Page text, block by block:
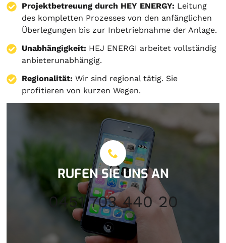
Projektbetreuung durch HEY ENERGY: Leitung
des kompletten Prozesses von den anfänglichen
Überlegungen bis zur Inbetriebnahme der Anlage.
Unabhängigkeit: HEJ ENERGI arbeitet vollständig
anbieterunabhängig.
Regionalität: Wir sind regional tätig. Sie
profitieren von kurzen Wegen.
RUFEN SIE UNS AN
0451 703 440 20